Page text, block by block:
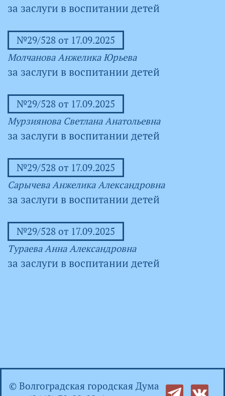
за заслуги в воспитании детей
№29/528 от 17.09.2025
Молчанова Анжелика Юрьева
за заслуги в воспитании детей
№29/528 от 17.09.2025
Мурзиянова Светлана Анатольевна
за заслуги в воспитании детей
№29/528 от 17.09.2025
Сарычева Анжелика Александровна
за заслуги в воспитании детей
№29/528 от 17.09.2025
Тураева Анна Александровна
за заслуги в воспитании детей
© Волгоградская городская Дума